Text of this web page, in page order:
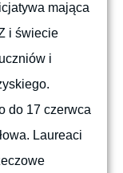
mająca
i świecie
i
do 17 czerwca
Laureaci